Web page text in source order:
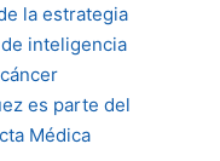
la estrategia
inteligencia
es parte del
Médica